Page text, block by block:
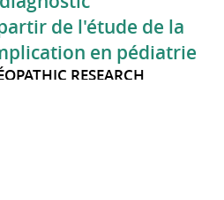
de l'étude de la
en pédiatrie
RESEARCH